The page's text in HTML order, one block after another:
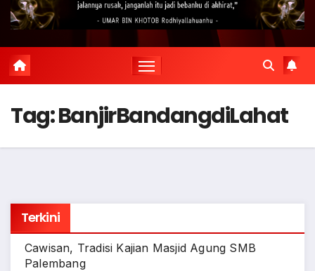
Tag:BanjirBandangdiLahat
Terkini
Cawisan, Tradisi Kajian Masjid Agung SMB
Palembang